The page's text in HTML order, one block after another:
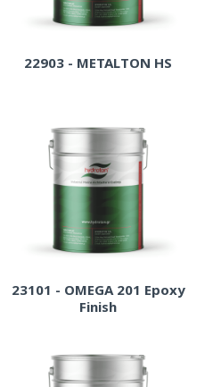
22903 - METALTON HS
23101 - OMEGA 201 Epoxy
Finish